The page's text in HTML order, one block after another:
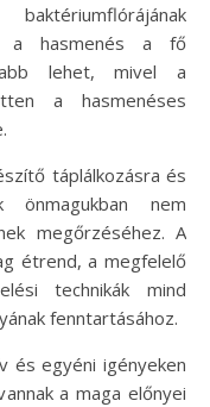
a hasmenés a fő
lehet, mivel a
a hasmenéses
táplálkozásra és
nem
megőrzéséhez. A
étrend, a megfelelő
technikák mind
fenntartásához.
és egyéni igényeken
a maga előnyei